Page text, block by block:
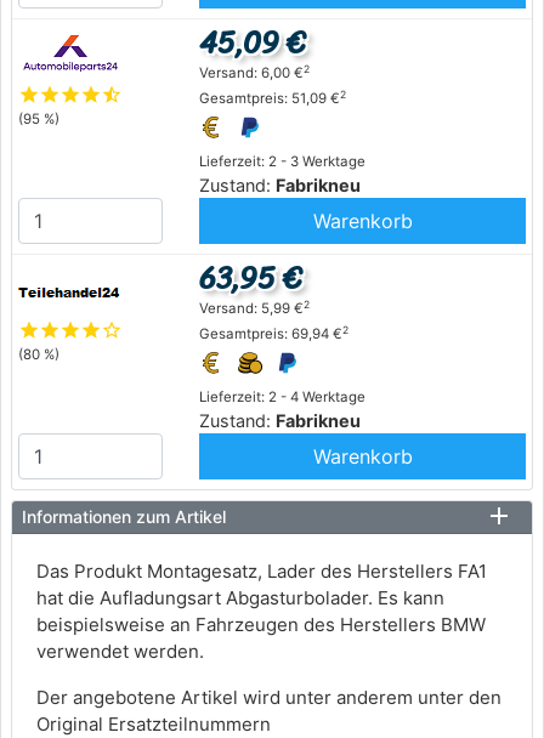
starstarstarstarstar_half
(95 %)
Lieferzeit: 2 - 3 Werktage
Zustand: Fabrikneu
45,09 €
Versand: 6,00 €2
Gesamtpreis: 51,09 €2
Warenkorb
starstarstarstarstar_outline
(80 %)
Lieferzeit: 2 - 4 Werktage
Zustand: Fabrikneu
63,95 €
Versand: 5,99 €2
Gesamtpreis: 69,94 €2
Warenkorb
Informationen zum Artikel
Das Produkt Montagesatz, Lader des Herstellers FA1
hat die Aufladungsart Abgasturbolader. Es kann
beispielsweise an Fahrzeugen des Herstellers BMW
verwendet werden.
Der angebotene Artikel wird unter anderem unter den
Original Ersatzteilnummern